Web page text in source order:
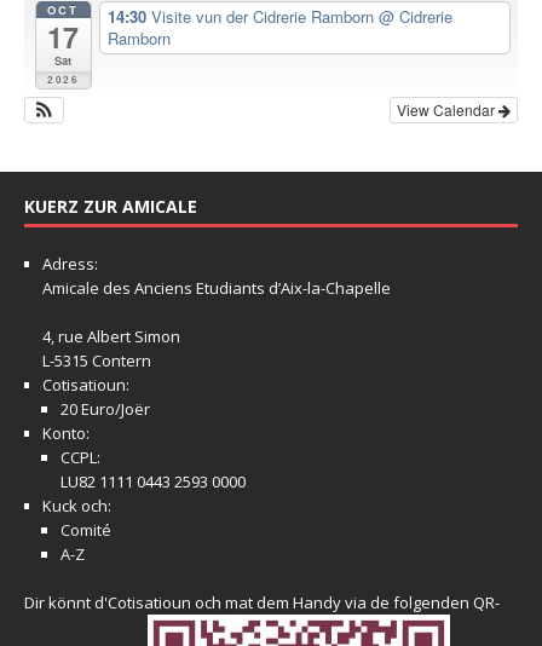
OCT
17
Sat
2026
14:30 Visite vun der Cidrerie Ramborn @ Cidrerie
Ramborn
View Calendar
KUERZ ZUR AMICALE
Adress:
Amicale des Anciens Etudiants d’Aix-la-Chapelle
4, rue Albert Simon
L-5315 Contern
Cotisatioun:
20 Euro/Joër
Konto:
CCPL:
LU82 1111 0443 2593 0000
Kuck och:
Comité
A-Z
Dir könnt d'Cotisatioun och mat dem Handy via de folgenden QR-